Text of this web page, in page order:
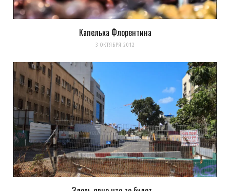
Капелька Флорентина
3 ОКТЯБРЯ 2012